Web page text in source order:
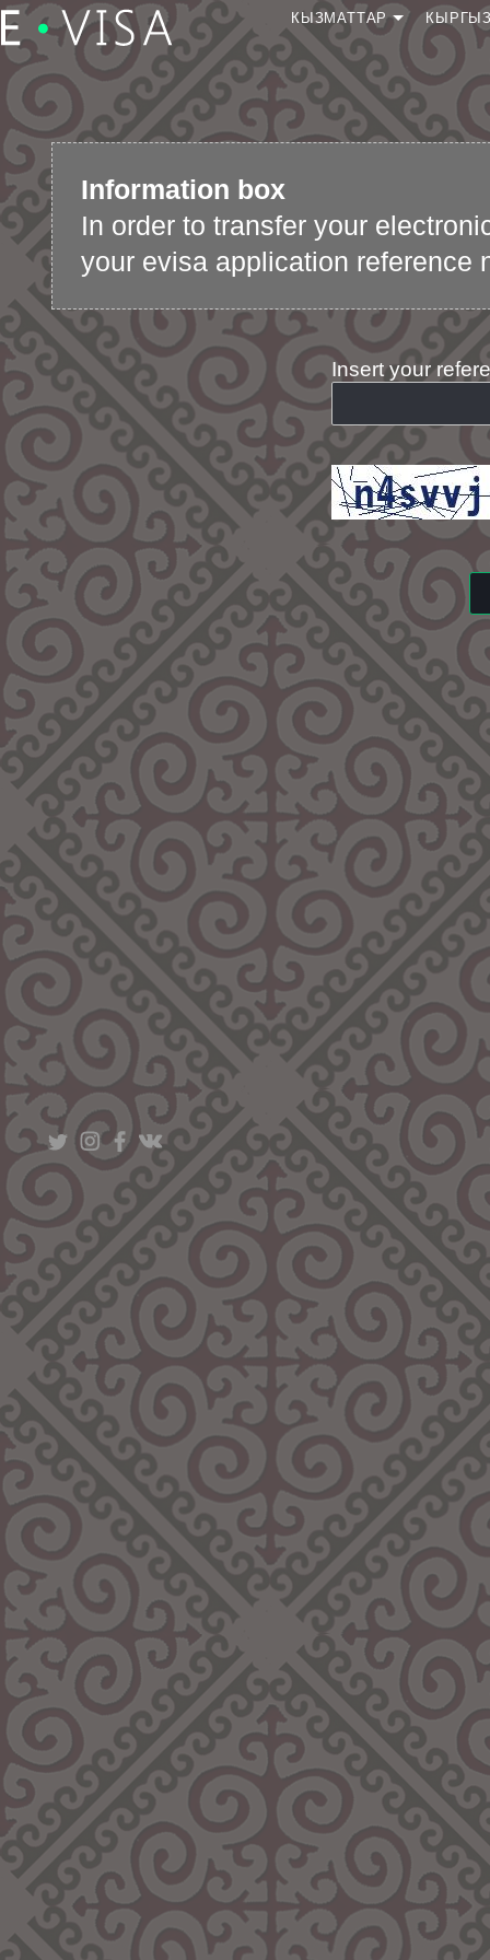
КЫЗМАТТАР
Виза алууга кайрылуу
Виза алуу
кайрылуусун улантуу
текшерүү
Визаны башка
документке которуу
E-виза арызын кароону
Information box
In order to transfer your
your evisa application reference
Insert your